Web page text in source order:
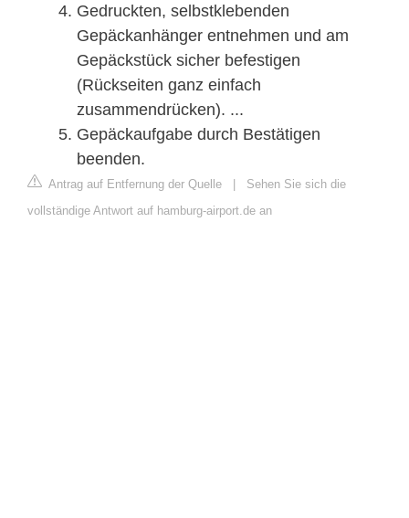
Gedruckten, selbstklebenden
Gepäckanhänger entnehmen und am
Gepäckstück sicher befestigen
(Rückseiten ganz einfach
zusammendrücken). ...
Gepäckaufgabe durch Bestätigen
beenden.
Antrag auf Entfernung der Quelle | Sehen Sie sich die
vollständige Antwort auf hamburg-airport.de an